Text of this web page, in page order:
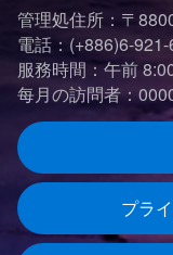
管理処住所：〒
電話：(+886)6-921-
服務時間：午前
每月の訪問者：
プラ